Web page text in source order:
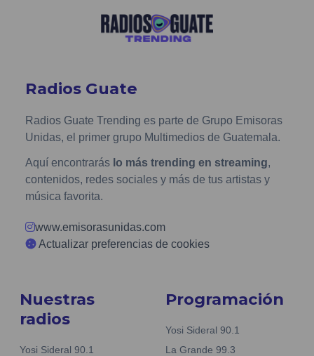
Radios Guate
Radios Guate Trending es parte de Grupo Emisoras
Unidas, el primer grupo Multimedios de Guatemala.
Aquí encontrarás lo más trending en streaming,
contenidos, redes sociales y más de tus artistas y
música favorita.
www.emisorasunidas.com
Actualizar preferencias de cookies
Nuestras
radios
Yosi Sideral 90.1
Programación
Yosi Sideral 90.1
La Grande 99.3